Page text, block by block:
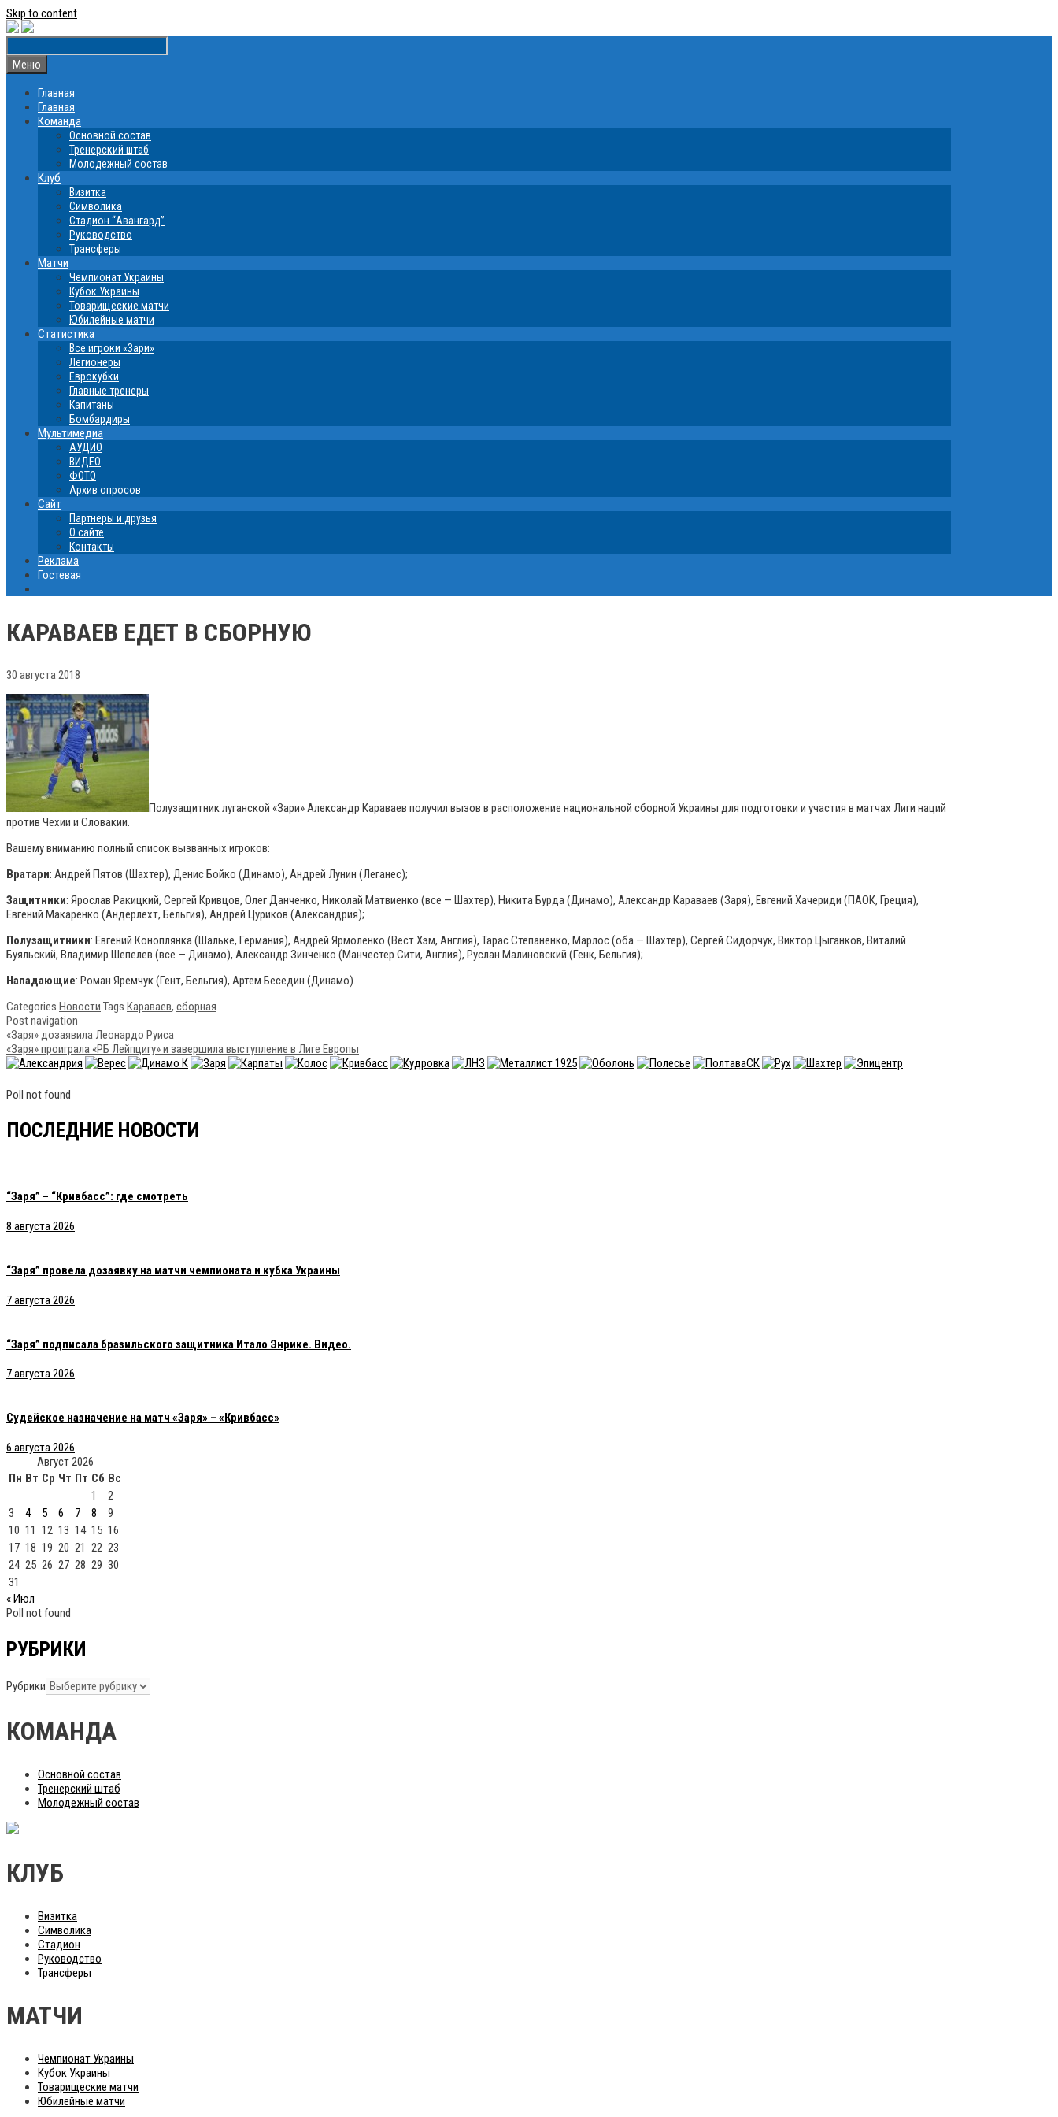
Skip to content
Меню
Главная
Главная
Команда
Основной состав
Тренерский штаб
Молодежный состав
Клуб
Визитка
Символика
Стадион “Авангард”
Руководство
Трансферы
Матчи
Чемпионат Украины
Кубок Украины
Товарищеские матчи
Юбилейные матчи
Статистика
Все игроки «Зари»
Легионеры
Еврокубки
Главные тренеры
Капитаны
Бомбардиры
Мультимедиа
АУДИО
ВИДЕО
ФОТО
Архив опросов
Сайт
Партнеры и друзья
О сайте
Контакты
Реклама
Гостевая
КАРАВАЕВ ЕДЕТ В СБОРНУЮ
30 августа 2018
Полузащитник луганской «Зари» Александр Караваев получил вызов в расположение национальной сборной Украины для подготовки и участия в матчах Лиги наций
против Чехии и Словакии.
Вашему вниманию полный список вызванных игроков:
Вратари: Андрей Пятов (Шахтер), Денис Бойко (Динамо), Андрей Лунин (Леганес);
Защитники: Ярослав Ракицкий, Сергей Кривцов, Олег Данченко, Николай Матвиенко (все — Шахтер), Никита Бурда (Динамо), Александр Караваев (Заря), Евгений Хачериди (ПАОК, Греция),
Евгений Макаренко (Андерлехт, Бельгия), Андрей Цуриков (Александрия);
Полузащитники: Евгений Коноплянка (Шальке, Германия), Андрей Ярмоленко (Вест Хэм, Англия), Тарас Степаненко, Марлос (оба — Шахтер), Сергей Сидорчук, Виктор Цыганков, Виталий
Буяльский, Владимир Шепелев (все — Динамо), Александр Зинченко (Манчестер Сити, Англия), Руслан Малиновский (Генк, Бельгия);
Нападающие: Роман Яремчук (Гент, Бельгия), Артем Беседин (Динамо).
Categories Новости Tags Караваев, сборная
Post navigation
«Заря» дозаявила Леонардо Руиса
«Заря» проиграла «РБ Лейпцигу» и завершила выступление в Лиге Европы
Poll not found
ПОСЛЕДНИЕ НОВОСТИ
“Заря” – “Кривбасс”: где смотреть
8 августа 2026
“Заря” провела дозаявку на матчи чемпионата и кубка Украины
7 августа 2026
“Заря” подписала бразильского защитника Итало Энрике. Видео.
7 августа 2026
Судейское назначение на матч «Заря» – «Кривбасс»
6 августа 2026
Август 2026
Пн Вт Ср Чт Пт Сб Вс
1
2
3
4 5 6 7 8
9
10 11 12 13 14 15 16
17 18 19 20 21 22 23
24 25 26 27 28 29 30
31
« Июл
Poll not found
РУБРИКИ
Рубрики
КОМАНДА
Основной состав
Тренерский штаб
Молодежный состав
КЛУБ
Визитка
Символика
Стадион
Руководство
Трансферы
МАТЧИ
Чемпионат Украины
Кубок Украины
Товарищеские матчи
Юбилейные матчи